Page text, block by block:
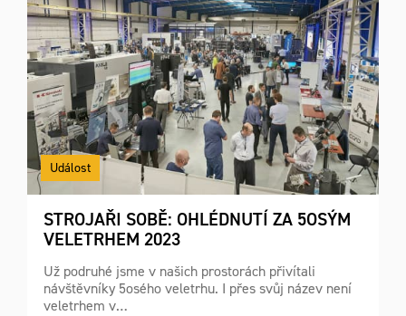
Událost
STROJAŘI SOBĚ: OHLÉDNUTÍ ZA 5OSÝM
VELETRHEM 2023
Už podruhé jsme v našich prostorách přivítali
návštěvníky 5osého veletrhu. I přes svůj název není
veletrhem v…